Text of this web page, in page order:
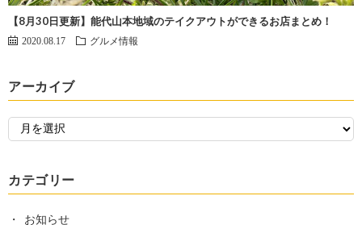
【8月30日更新】能代山本地域のテイクアウトができるお店まとめ！
2020.08.17 グルメ情報
アーカイブ
カテゴリー
お知らせ